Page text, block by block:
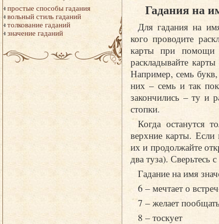
простые способы гадания
вольный стиль гаданий
толкование гаданий
значение гаданий
Гадания на
Для гадания на
кого проводите
карты при помощи
раскладывайте
Например, семь
них – семь и так
закончились – ту и
стопки.
Когда останутся
верхние карты. Если
их и продолжайте
два туза). Сверьтесь
Гадание на имя
6 – мечтает о
7 – желает
8 – тоскует